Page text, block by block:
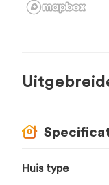
Huis type